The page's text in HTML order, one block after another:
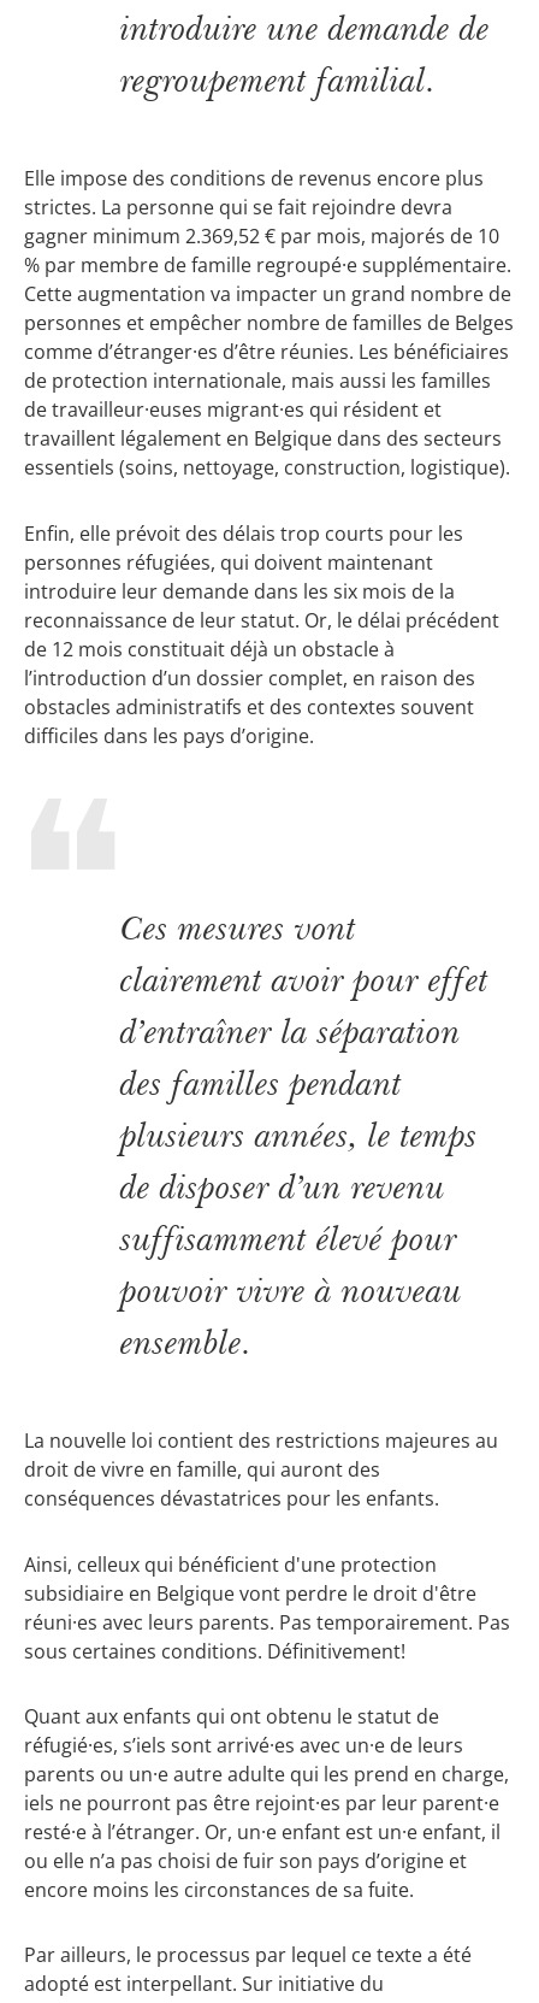
introduire une demande de
regroupement familial.
Elle impose des conditions de revenus encore plus
strictes. La personne qui se fait rejoindre devra
gagner minimum 2.369,52 € par mois, majorés de 10
% par membre de famille regroupé·e supplémentaire.
Cette augmentation va impacter un grand nombre de
personnes et empêcher nombre de familles de Belges
comme d’étranger·es d’être réunies. Les bénéficiaires
de protection internationale, mais aussi les familles
de travailleur·euses migrant·es qui résident et
travaillent légalement en Belgique dans des secteurs
essentiels (soins, nettoyage, construction, logistique).
Enfin, elle prévoit des délais trop courts pour les
personnes réfugiées, qui doivent maintenant
introduire leur demande dans les six mois de la
reconnaissance de leur statut. Or, le délai précédent
de 12 mois constituait déjà un obstacle à
l’introduction d’un dossier complet, en raison des
obstacles administratifs et des contextes souvent
difficiles dans les pays d’origine.
Ces mesures vont
clairement avoir pour effet
d’entraîner la séparation
des familles pendant
plusieurs années, le temps
de disposer d’un revenu
suffisamment élevé pour
pouvoir vivre à nouveau
ensemble.
La nouvelle loi contient des restrictions majeures au
droit de vivre en famille, qui auront des
conséquences dévastatrices pour les enfants.
Ainsi, celleux qui bénéficient d'une protection
subsidiaire en Belgique vont perdre le droit d'être
réuni·es avec leurs parents. Pas temporairement. Pas
sous certaines conditions. Définitivement!
Quant aux enfants qui ont obtenu le statut de
réfugié·es, s’iels sont arrivé·es avec un·e de leurs
parents ou un·e autre adulte qui les prend en charge,
iels ne pourront pas être rejoint·es par leur parent·e
resté·e à l’étranger. Or, un·e enfant est un·e enfant, il
ou elle n’a pas choisi de fuir son pays d’origine et
encore moins les circonstances de sa fuite.
Par ailleurs, le processus par lequel ce texte a été
adopté est interpellant. Sur initiative du